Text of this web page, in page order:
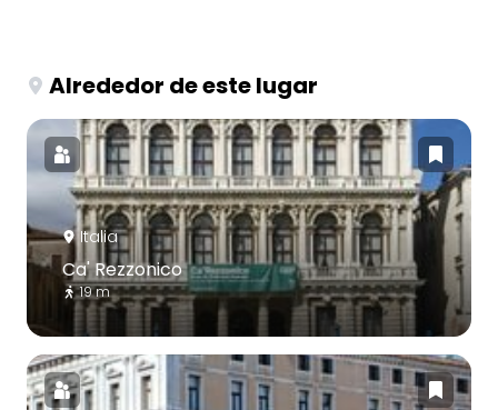
Alrededor de este lugar
Italia
Ca' Rezzonico
19 m